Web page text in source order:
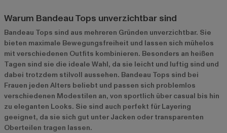
Warum Bandeau Tops unverzichtbar sind
Bandeau Tops sind aus mehreren Gründen unverzichtbar. Sie
bieten maximale Bewegungsfreiheit und lassen sich mühelos
mit verschiedenen Outfits kombinieren. Besonders an heißen
Tagen sind sie die ideale Wahl, da sie leicht und luftig sind und
dabei trotzdem stilvoll aussehen. Bandeau Tops sind bei
Frauen jeden Alters beliebt und passen sich problemlos
verschiedenen Modestilen an, von sportlich über casual bis hin
zu eleganten Looks. Sie sind auch perfekt für Layering
geeignet, da sie sich gut unter Jacken oder transparenten
Oberteilen tragen lassen.